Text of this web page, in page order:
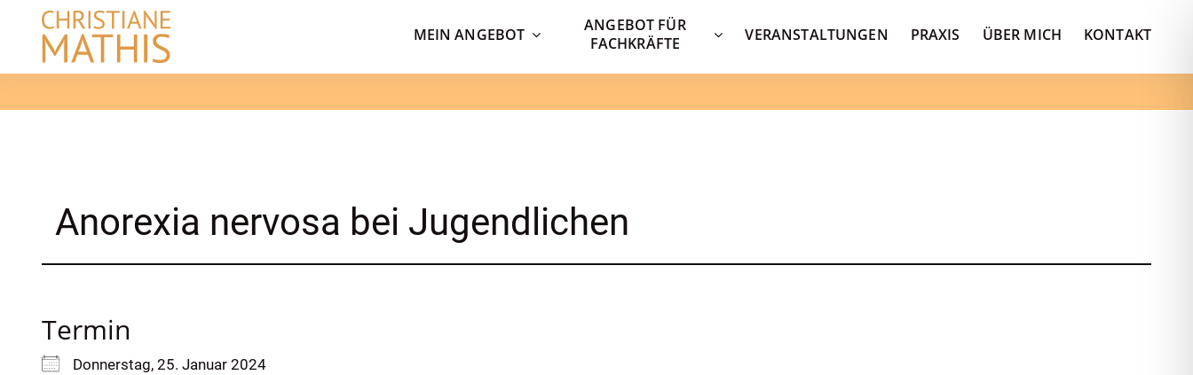
content
MEIN ANGEBOT
ANGEBOT FÜR
FACHKRÄFTE
VERANSTALTUNGEN PRAXIS ÜBER MICH KONTAKT
Anorexia nervosa bei Jugendlichen
Termin
Donnerstag, 25. Januar 2024